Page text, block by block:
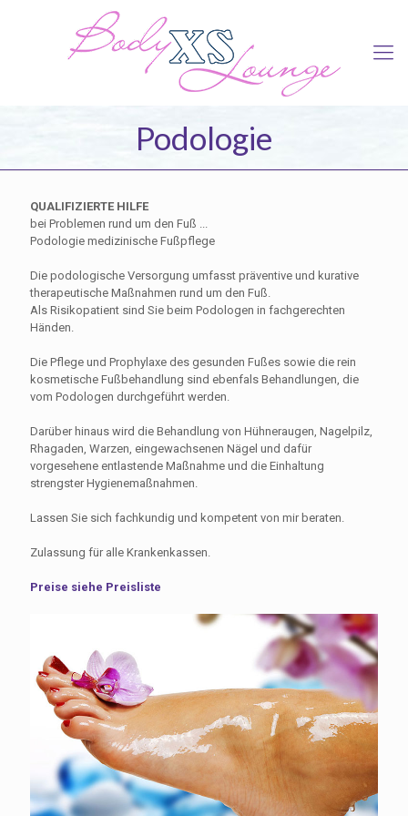
Podologie
QUALIFIZIERTE HILFE
bei Problemen rund um den Fuß ...
Podologie medizinische Fußpflege
Die podologische Versorgung umfasst präventive und kurative
therapeutische Maßnahmen rund um den Fuß.
Als Risikopatient sind Sie beim Podologen in fachgerechten
Händen.
Die Pflege und Prophylaxe des gesunden Fußes sowie die rein
kosmetische Fußbehandlung sind ebenfals Behandlungen, die
vom Podologen durchgeführt werden.
Darüber hinaus wird die Behandlung von Hühneraugen, Nagelpilz,
Rhagaden, Warzen, eingewachsenen Nägel und dafür
vorgesehene entlastende Maßnahme und die Einhaltung
strengster Hygienemaßnahmen.
Lassen Sie sich fachkundig und kompetent von mir beraten.
Zulassung für alle Krankenkassen.
Preise siehe Preisliste